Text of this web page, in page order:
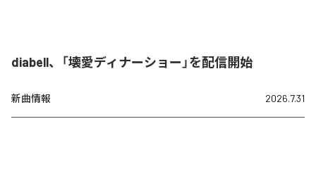
diabell、「壊愛ディナーショー」を配信開始
新曲情報 2026.7.31